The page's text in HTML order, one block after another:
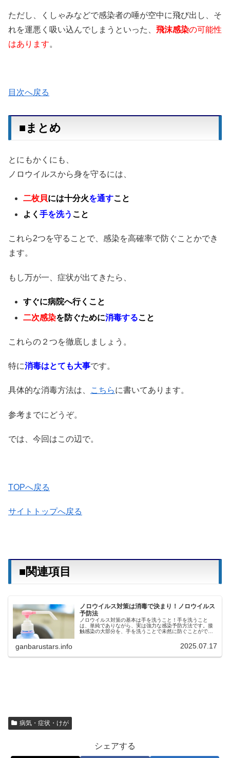
ただし、くしゃみなどで感染者の唾が空中に飛び出し、そ
れを運悪く吸い込んでしまうといった、 飛沫感染の可能性
はあります。
目次へ戻る
■まとめ
とにもかくにも、
ノロウイルスから身を守るには、
二枚貝には十分火を通すこと
よく手を洗う こと
これら2つを守ることで、感染を高確率で防ぐことかでき
ます。
もし万が一、症状が出てきたら、
すぐに病院へ行くこと
二次感染を防ぐために消毒すること
これらの２つを徹底しましょう。
特に消毒はとても大事です。
具体的な消毒方法は、 こちらに書いてあります。
参考までにどうぞ。
では、今回はこの辺で。
TOPへ戻る
サイトトップへ戻る
■関連項目
ノロウイルス対策は消毒で決まり！ノロウイルス
予防法
ノロウイルス対策の基本は手を洗うこと！手を洗うこと
は、単純でありながら、実は強力な感染予防方法です。接
触感染の大部分を、手を洗うことで未然に防ぐことができ
ganbarustars.info 2025.07.17
病気・症状・けが
シェアする